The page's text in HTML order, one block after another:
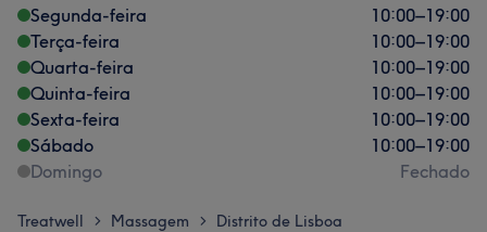
Segunda-feira 10:00–19:00
Terça-feira
10:00–19:00
Quarta-feira
10:00–19:00
Quinta-feira
10:00–19:00
Sexta-feira
10:00–19:00
Sábado
10:00–19:00
Domingo
Fechado
Treatwell > Massagem > Distrito de Lisboa